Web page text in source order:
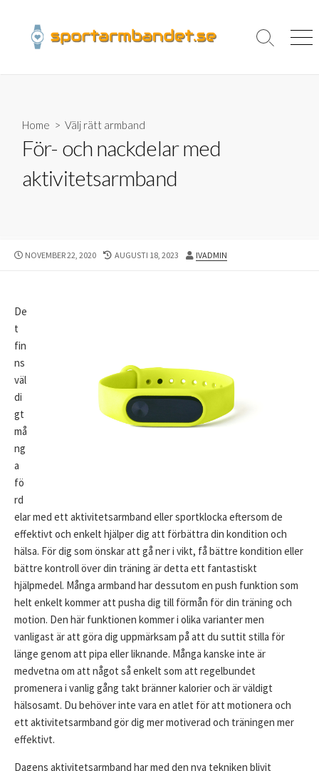
content
Search
Home > Välj rätt armband
För- och nackdelar med
aktivitetsarmband
PUBLISHED
NOVEMBER 22, 2020
LAST
AUGUSTI 18, 2023 AUTHOR
IVADMIN
De
t
fin
ns
väl
di
gt
må
ng
a
fö
rd
elar med ett aktivitetsarmband eller sportklocka eftersom de
effektivt och enkelt hjälper dig att förbättra din kondition och
hälsa. För dig som önskar att gå ner i vikt, få bättre kondition eller
bättre kontroll över din träning är detta ett fantastiskt
hjälpmedel. Många armband har dessutom en push funktion som
helt enkelt kommer att pusha dig till förmån för din träning och
motion. Den här funktionen kommer i olika varianter men
vanligast är att göra dig uppmärksam på att du suttit stilla för
länge genom att pipa eller liknande. Många kanske inte är
medvetna om att något så enkelt som att regelbundet
promenera i vanlig gång takt bränner kalorier och är väldigt
hälsosamt. Du behöver inte vara en atlet för att motionera och
ett aktivitetsarmband gör dig mer motiverad och träningen mer
effektivt.
Dagens aktivitetsarmband har med den nya tekniken blivit